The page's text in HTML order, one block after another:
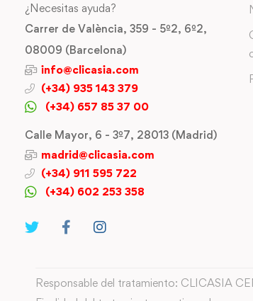
¿Necesitas ayuda?
Carrer de València, 359 - 5º2, 6º2,
08009 (Barcelona)
info@clicasia.com
(+34) 935 143 379
(+34) 657 85 37 00
Calle Mayor, 6 - 3º7, 28013 (Madrid)
madrid@clicasia.com
(+34) 911 595 722
(+34) 602 253 358
Responsable del tratamiento: CLICASIA